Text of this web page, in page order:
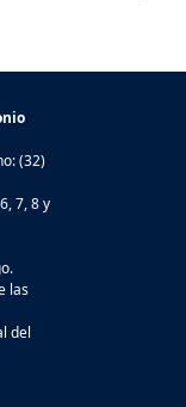
(32)
7, 8 y
las
del